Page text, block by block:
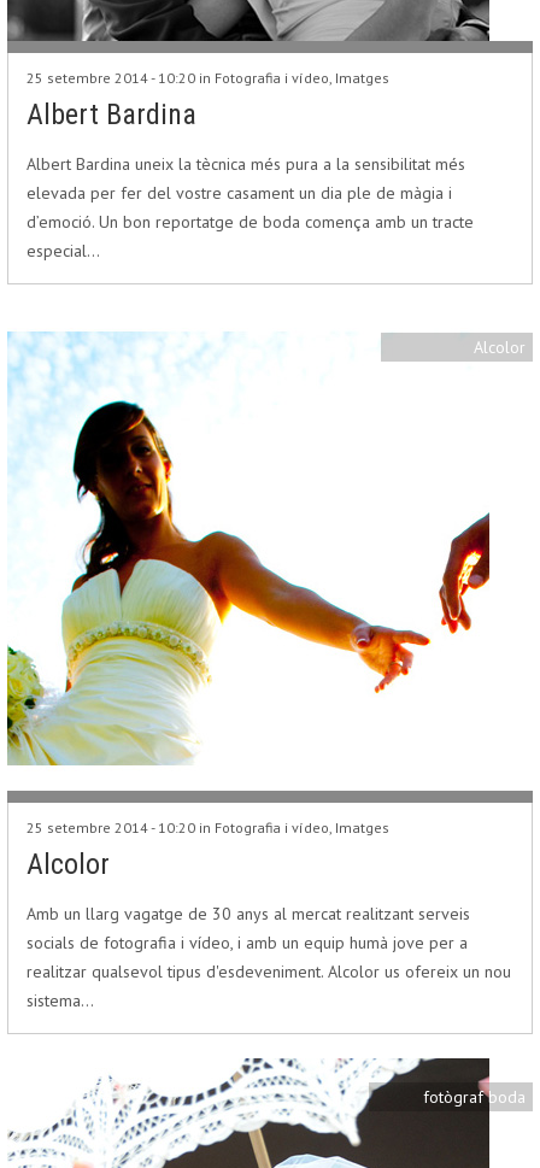
25 setembre 2014 - 10:20 in Fotografia i vídeo, Imatges
Albert Bardina
Albert Bardina uneix la tècnica més pura a la sensibilitat més
elevada per fer del vostre casament un dia ple de màgia i
d’emoció. Un bon reportatge de boda comença amb un tracte
especial…
Alcolor
25 setembre 2014 - 10:20 in Fotografia i vídeo, Imatges
Alcolor
Amb un llarg vagatge de 30 anys al mercat realitzant serveis
socials de fotografia i vídeo, i amb un equip humà jove per a
realitzar qualsevol tipus d'esdeveniment. Alcolor us ofereix un nou
sistema…
fotògraf boda